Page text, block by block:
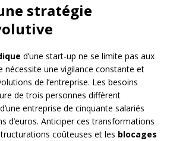
stratégie
d’une start-up ne se limite pas aux
nécessite une vigilance constante et
de l’entreprise. Les besoins
de trois personnes diffèrent
entreprise de cinquante salariés
d’euros. Anticiper ces transformations
coûteuses et les blocages